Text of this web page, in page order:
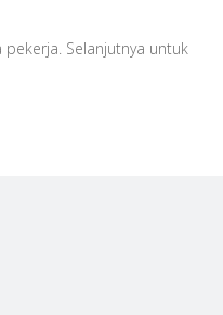
Selanjutnya untuk